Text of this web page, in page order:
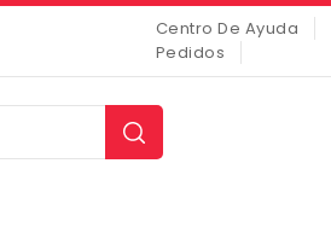
Centro De Ayuda
Pedidos